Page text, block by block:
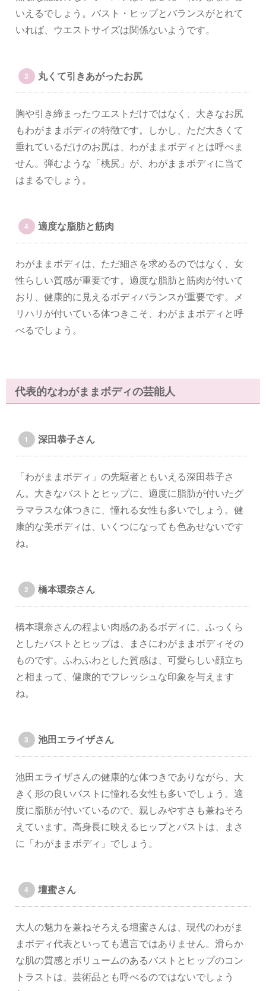
いえるでしょう。バスト・ヒップとバランスがとれて
いれば、ウエストサイズは関係ないようです。
丸くて引きあがったお尻
胸や引き締まったウエストだけではなく、大きなお尻
もわがままボディの特徴です。しかし、ただ大きくて
垂れているだけのお尻は、わがままボディとは呼べま
せん。弾むような「桃尻」が、わがままボディに当て
はまるでしょう。
適度な脂肪と筋肉
わがままボディは、ただ細さを求めるのではなく、女
性らしい質感が重要です。適度な脂肪と筋肉が付いて
おり、健康的に見えるボディバランスが重要です。メ
リハリが付いている体つきこそ、わがままボディと呼
べるでしょう。
代表的なわがままボディの芸能人
深田恭子さん
「わがままボディ」の先駆者ともいえる深田恭子さ
ん。大きなバストとヒップに、適度に脂肪が付いたグ
ラマラスな体つきに、憧れる女性も多いでしょう。健
康的な美ボディは、いくつになっても色あせないです
ね。
橋本環奈さん
橋本環奈さんの程よい肉感のあるボディに、ふっくら
としたバストとヒップは、まさにわがままボディその
ものです。ふわふわとした質感は、可愛らしい顔立ち
と相まって、健康的でフレッシュな印象を与えます
ね。
池田エライザさん
池田エライザさんの健康的な体つきでありながら、大
きく形の良いバストに憧れる女性も多いでしょう。適
度に脂肪が付いているので、親しみやすさも兼ねそろ
えています。高身長に映えるヒップとバストは、まさ
に「わがままボディ」でしょう。
壇蜜さん
大人の魅力を兼ねそろえる壇蜜さんは、現代のわがま
まボディ代表といっても過言ではありません。滑らか
な肌の質感とボリュームのあるバストとヒップのコン
トラストは、芸術品とも呼べるのではないでしょう